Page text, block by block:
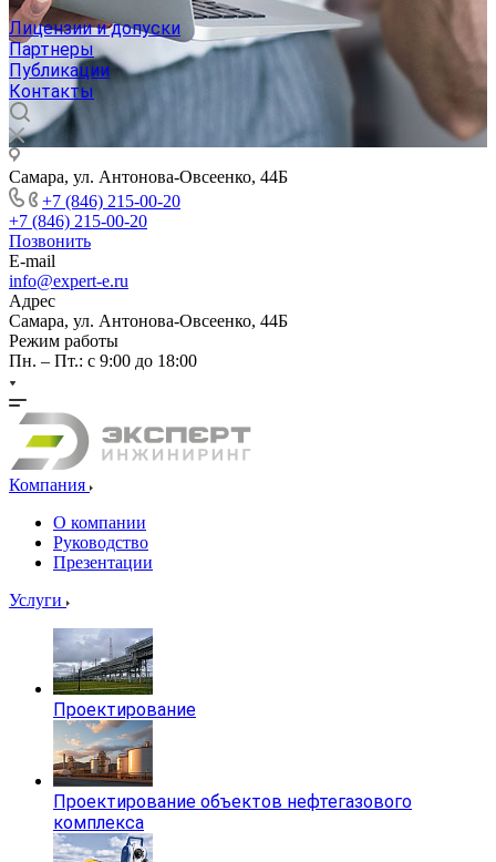
Лицензии и допуски
Партнеры
Публикации
Контакты
Самара, ул. Антонова-Овсеенко, 44Б
+7 (846) 215-00-20
+7 (846) 215-00-20
Позвонить
E-mail
info@expert-e.ru
Адрес
Самара, ул. Антонова-Овсеенко, 44Б
Режим работы
Пн. – Пт.: с 9:00 до 18:00
Компания
О компании
Руководство
Презентации
Услуги
Проектирование
Проектирование объектов нефтегазового
комплекса